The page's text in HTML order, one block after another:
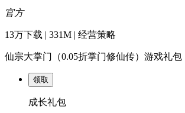
官方
13万下载 | 331M | 经营策略
仙宗大掌门（0.05折掌门修仙传）游戏礼包
领取
成长礼包